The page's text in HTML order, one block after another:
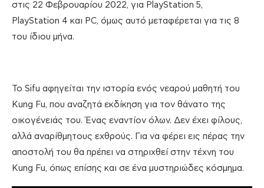
στις 22 Φεβρουαρίου 2022, για PlayStation 5,
PlayStation 4 και PC, όμως αυτό μεταφέρεται για τις 8
του ίδιου μήνα.
Το Sifu αφηγείται την ιστορία ενός νεαρού μαθητή του
Kung Fu, που αναζητά εκδίκηση για τον θάνατο της
οικογένειάς του. Ένας εναντίον όλων. Δεν έχει φίλους,
αλλά αναρίθμητους εχθρούς. Για να φέρει εις πέρας την
αποστολή του θα πρέπει να στηριχθεί στην τέχνη του
Kung Fu, όπως επίσης και σε ένα μυστηριώδες κόσμημα.